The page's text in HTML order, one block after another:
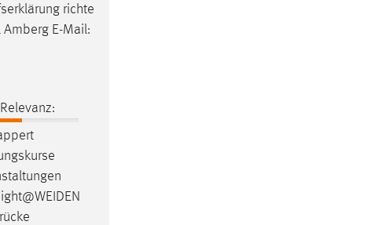
richte
Amberg E-Mail:
Relevanz: